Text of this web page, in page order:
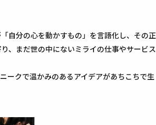
自分の心を動かすもの」を言語化し、その正
、まだ世の中にないミライの仕事やサービス
ークで温かみのあるアイデアがあちこちで生